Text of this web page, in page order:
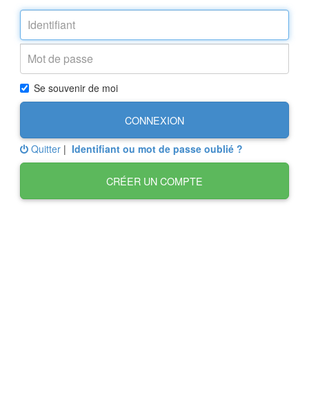
Se souvenir de moi
CONNEXION
Quitter | Identifiant ou mot de passe oublié ?
CRÉER UN COMPTE